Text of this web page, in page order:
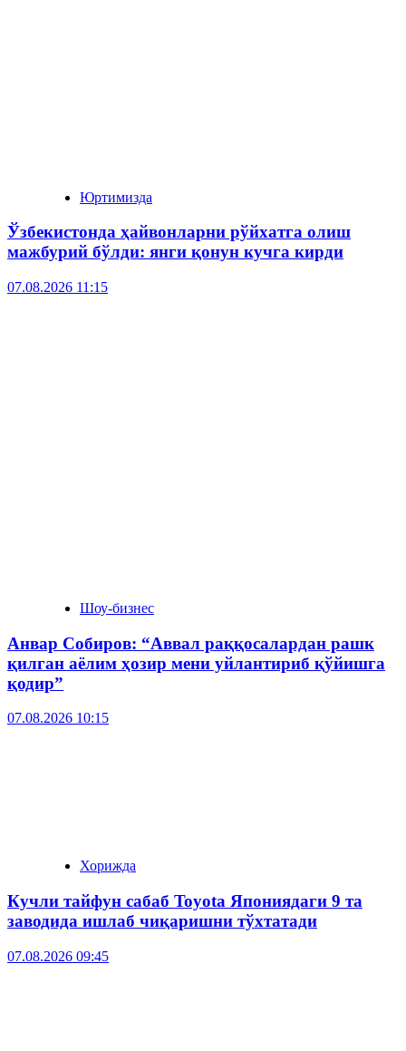
Юртимизда
Ўзбекистонда ҳайвонларни рўйхатга олиш
мажбурий бўлди: янги қонун кучга кирди
07.08.2026 11:15
Шоу-бизнес
Анвар Собиров: “Аввал раққосалардан рашк
қилган аёлим ҳозир мени уйлантириб қўйишга
қодир”
07.08.2026 10:15
Хорижда
Кучли тайфун сабаб Toyota Япониядаги 9 та
заводида ишлаб чиқаришни тўхтатади
07.08.2026 09:45